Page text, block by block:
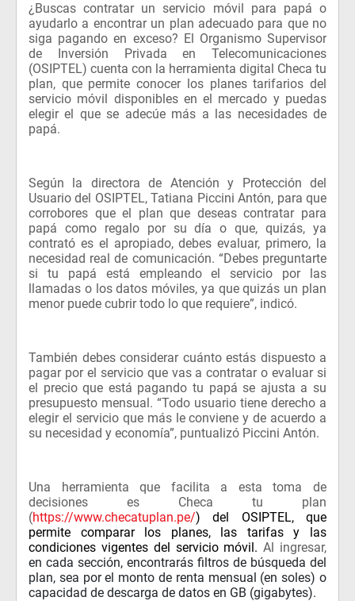
¿Buscas contratar un servicio móvil para papá o
ayudarlo a encontrar un plan adecuado para que no
siga pagando en exceso? El Organismo Supervisor
de Inversión Privada en Telecomunicaciones
(OSIPTEL) cuenta con la herramienta digital Checa tu
plan, que permite conocer los planes tarifarios del
servicio móvil disponibles en el mercado y puedas
elegir el que se adecúe más a las necesidades de
papá.
Según la directora de Atención y Protección del
Usuario del OSIPTEL, Tatiana Piccini Antón, para que
corrobores que el plan que deseas contratar para
papá como regalo por su día o que, quizás, ya
contrató es el apropiado, debes evaluar, primero, la
necesidad real de comunicación. “Debes preguntarte
si tu papá está empleando el servicio por las
llamadas o los datos móviles, ya que quizás un plan
menor puede cubrir todo lo que requiere”, indicó.
También debes considerar cuánto estás dispuesto a
pagar por el servicio que vas a contratar o evaluar si
el precio que está pagando tu papá se ajusta a su
presupuesto mensual. “Todo usuario tiene derecho a
elegir el servicio que más le conviene y de acuerdo a
su necesidad y economía”, puntualizó Piccini Antón.
Una herramienta que facilita a esta toma de
decisiones es Checa tu plan
(https://www.checatuplan.pe/) del OSIPTEL, que
permite comparar los planes, las tarifas y las
condiciones vigentes del servicio móvil.Al ingresar,
en cada sección, encontrarás filtros de búsqueda del
plan, sea por el monto de renta mensual (en soles) o
capacidad de descarga de datos en GB (gigabytes).